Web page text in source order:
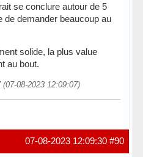
se conclure autour de 5
de demander beaucoup au
solide, la plus value
au bout.
08-2023 12:09:07)
#90
07-08-2023 12:09:30